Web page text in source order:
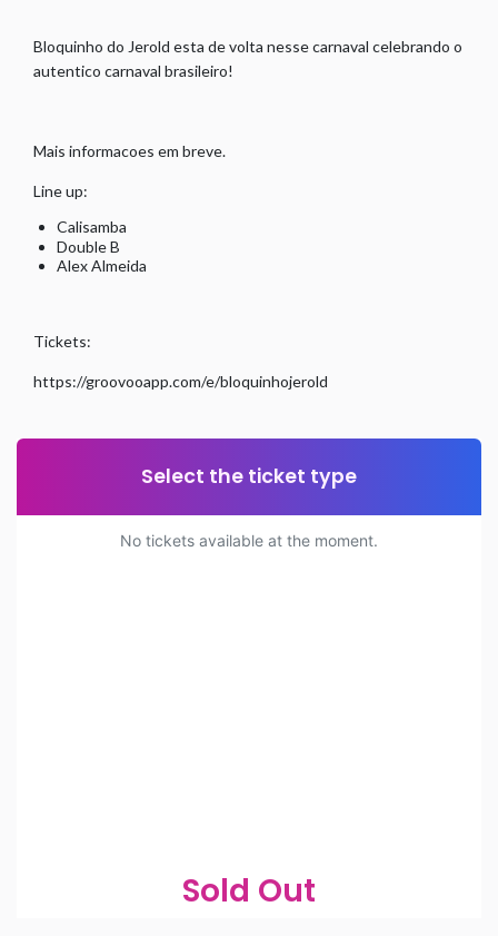
Bloquinho do Jerold esta de volta nesse carnaval celebrando o
autentico carnaval brasileiro!
Mais informacoes em breve.
Line up:
Calisamba
Double B
Alex Almeida
Tickets:
https://groovooapp.com/e/bloquinhojerold
Select the ticket type
No tickets available at the moment.
Sold Out